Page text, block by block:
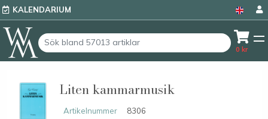
KALENDARIUM
0 kr
Liten kammarmusik
Artikelnummer 8306